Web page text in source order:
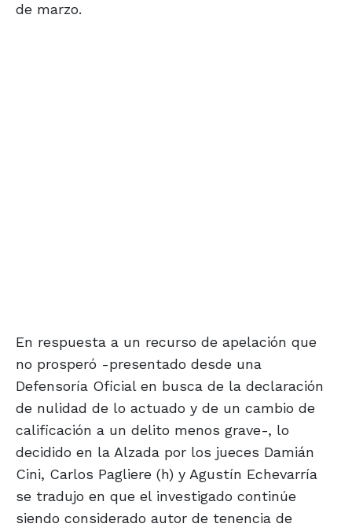
de marzo.
En respuesta a un recurso de apelación que
no prosperó -presentado desde una
Defensoría Oficial en busca de la declaración
de nulidad de lo actuado y de un cambio de
calificación a un delito menos grave-, lo
decidido en la Alzada por los jueces Damián
Cini, Carlos Pagliere (h) y Agustín Echevarría
se tradujo en que el investigado continúe
siendo considerado autor de tenencia de